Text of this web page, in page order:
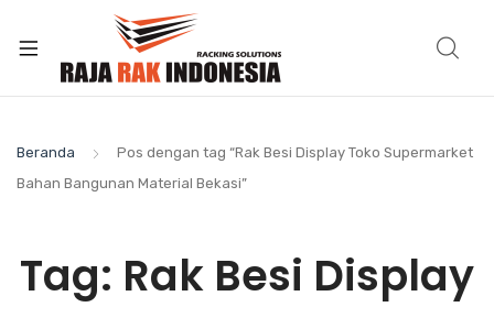
Beranda
Pos dengan tag “Rak Besi Display Toko Supermarket
Bahan Bangunan Material Bekasi”
Tag: Rak Besi Display